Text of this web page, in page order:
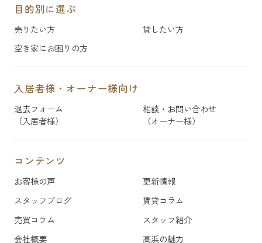
目的別に選ぶ
売りたい方
貸したい方
空き家にお困りの方
入居者様・オーナー様向け
退去フォーム
（入居者様）
相談・お問い合わせ
（オーナー様）
コンテンツ
お客様の声
更新情報
スタッフブログ
賃貸コラム
売買コラム
スタッフ紹介
会社概要
高浜の魅力